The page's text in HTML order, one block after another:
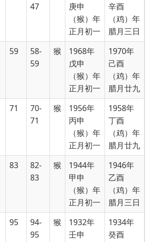
47
庚申
（猴）年
正月初一
辛酉
（鸡）年
腊月三日
59
58-
59
猴
1968年
戊申
（猴）年
正月初一
1970年
己酉
（鸡）年
腊月廿九
71
70-
71
猴
1956年
丙申
（猴）年
正月初一
1958年
丁酉
（鸡）年
腊月廿九
83
82-
83
猴
1944年
甲申
（猴）年
正月初一
1946年
乙酉
（鸡）年
腊月三日
95
94-
95
猴
1932年
壬申
1934年
癸酉